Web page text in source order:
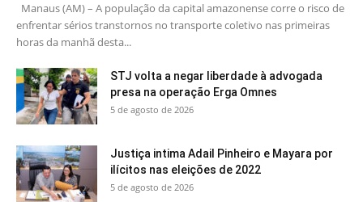
Manaus (AM) – A população da capital amazonense corre o risco de
enfrentar sérios transtornos no transporte coletivo nas primeiras
horas da manhã desta...
STJ volta a negar liberdade à advogada
presa na operação Erga Omnes
5 de agosto de 2026
Justiça intima Adail Pinheiro e Mayara por
ilícitos nas eleições de 2022
5 de agosto de 2026